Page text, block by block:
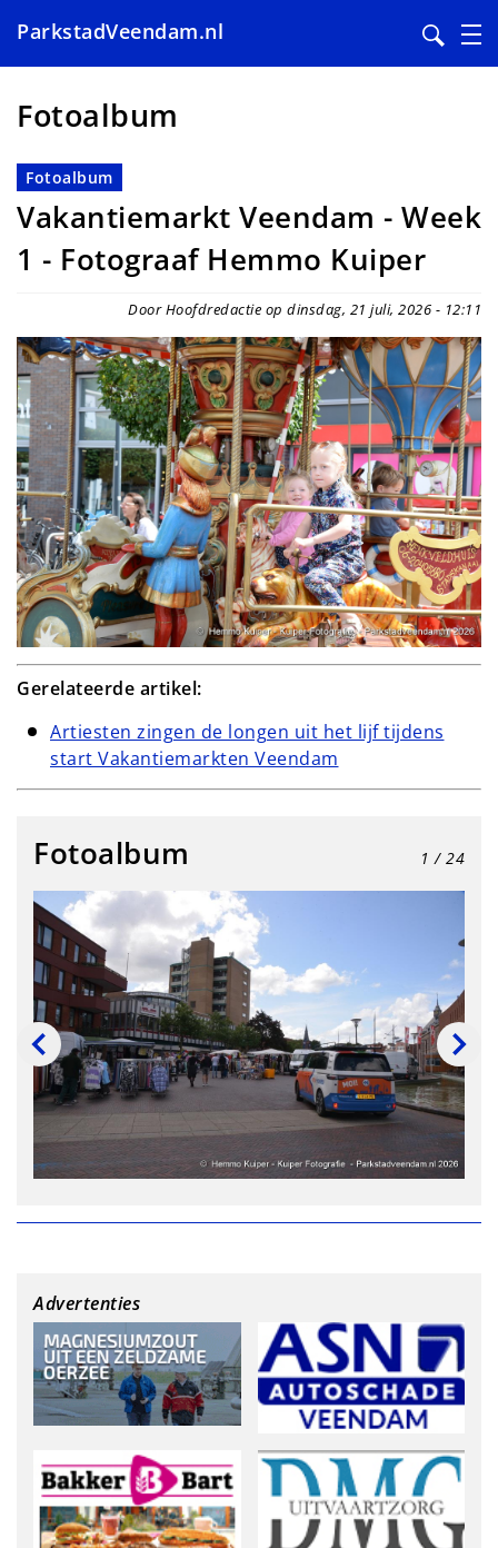
en
naar
de
inhoud
gaan
ParkstadVeendam.nl
Fotoalbum
Fotoalbum
Vakantiemarkt Veendam - Week
1 - Fotograaf Hemmo Kuiper
Door Hoofdredactie op dinsdag, 21 juli, 2026 - 12:11
Gerelateerde artikel:
Artiesten zingen de longen uit het lijf tijdens
start Vakantiemarkten Veendam
Fotoalbum 1 / 24
Advertenties